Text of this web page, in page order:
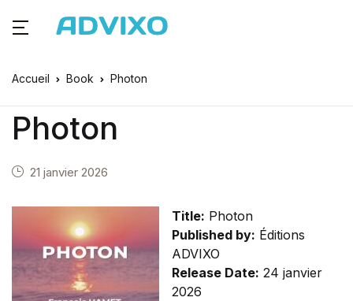
Accueil Book Photon
Photon
21 janvier 2026
Title: Photon
Published by: Éditions
ADVIXO
Release Date: 24 janvier
2026